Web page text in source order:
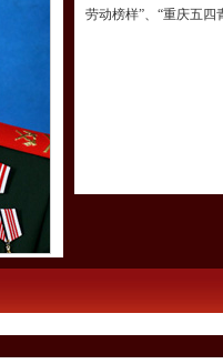
劳动榜样”、“重庆五四